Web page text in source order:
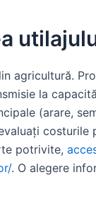
agricultură.
la
(arare,
costurile
potrivite,
. O alegere